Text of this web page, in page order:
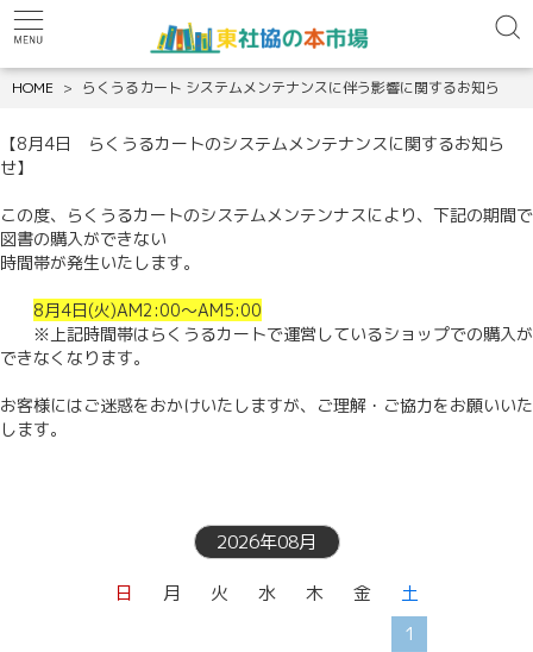
HOME らくうるカート システムメンテナンスに伴う影響に関するお知ら
【8月4日 らくうるカートのシステムメンテナンスに関するお知ら
せ】
この度、らくうるカートのシステムメンテンナスにより、下記の期間で
図書の購入ができない
時間帯が発生いたします。
8月4日(火)AM2:00～AM5:00
※上記時間帯はらくうるカートで運営しているショップでの購入が
できなくなります。
お客様にはご迷惑をおかけいたしますが、ご理解・ご協力をお願いいた
します。
2026年08月
日 月 火 水 木 金
土
1